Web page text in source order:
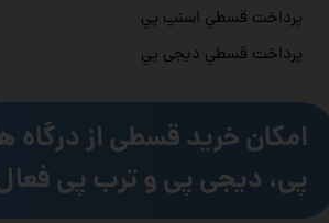
پرداخت قسطي اسنپ پي
پرداخت قسطي دیجی پي
امکان خرید قسطی از
پی، دیجی پی و ترب پی